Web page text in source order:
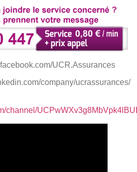
UCR.Assurances
company/ucrassurances/
channel/